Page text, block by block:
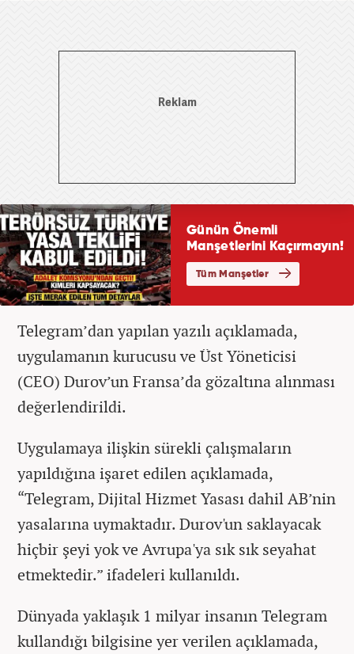
Telegram’dan yapılan yazılı açıklamada,
uygulamanın kurucusu ve Üst Yöneticisi
(CEO) Durov’un Fransa’da gözaltına alınması
değerlendirildi.
Uygulamaya ilişkin sürekli çalışmaların
yapıldığına işaret edilen açıklamada,
“Telegram, Dijital Hizmet Yasası dahil AB’nin
yasalarına uymaktadır. Durov'un saklayacak
hiçbir şeyi yok ve Avrupa'ya sık sık seyahat
etmektedir.” ifadeleri kullanıldı.
Dünyada yaklaşık 1 milyar insanın Telegram
kullandığı bilgisine yer verilen açıklamada,